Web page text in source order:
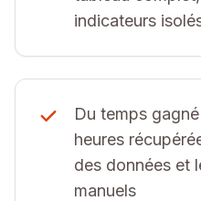
indicateurs
Du temps
heures
des données et
manuels